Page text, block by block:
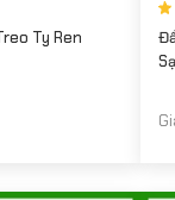
Ty Ren